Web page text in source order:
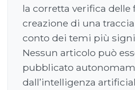
la corretta verifica delle
creazione di una
conto dei temi più
Nessun articolo può
pubblicato
dall’intelligenza